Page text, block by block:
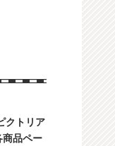
クトリア
品ペー